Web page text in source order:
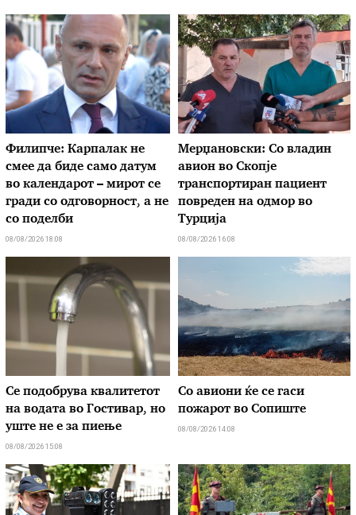
Филипче: Карпалак не
смее да биде само датум
во календарот – мирот се
гради со одговорност, а не
со поделби
08/08/2026 18:08
Мерџановски: Со владин
авион во Скопје
транспортиран пациент
повреден на одмор во
Турција
08/08/2026 16:08
Се подобрува квалитетот
на водата во Гостивар, но
уште не е за пиење
08/08/2026 15:08
Со авиони ќе се гаси
пожарот во Сопиште
08/08/2026 14:08